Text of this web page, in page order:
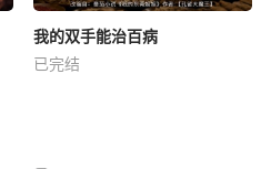
我的双手能治百病
已完结